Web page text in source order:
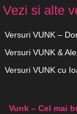
Vezi si alte
Versuri VUNK –
Versuri VUNK &
Versuri VUNK cu
Vunk – Cel mai